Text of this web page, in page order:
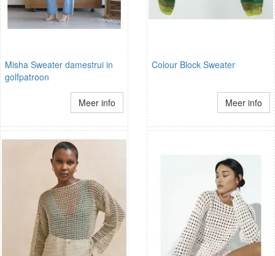
Misha Sweater damestrui in
golfpatroon
Meer info
Colour Block Sweater
Meer info